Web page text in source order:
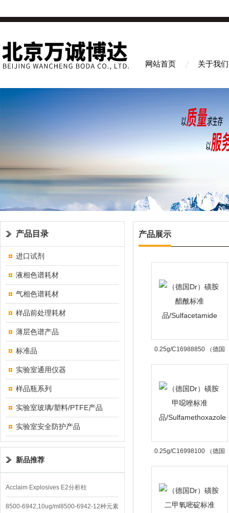
网站首页 关于我们
产品目录
进口试剂
液相色谱耗材
气相色谱耗材
样品前处理耗材
薄层色谱产品
标准品
实验室通用仪器
样品瓶系列
实验室玻璃/塑料/PTFE产品
实验室安全防护产品
新品推荐
Acclaim Explosives E2分析柱
8500-6942,10ug/ml8500-6942-12种元素
产品展示
0.25g/C16988850 （德国
Dr）磺胺醋酰标准
0.25g/C16998100 （德国
Dr）磺胺甲噁唑标准